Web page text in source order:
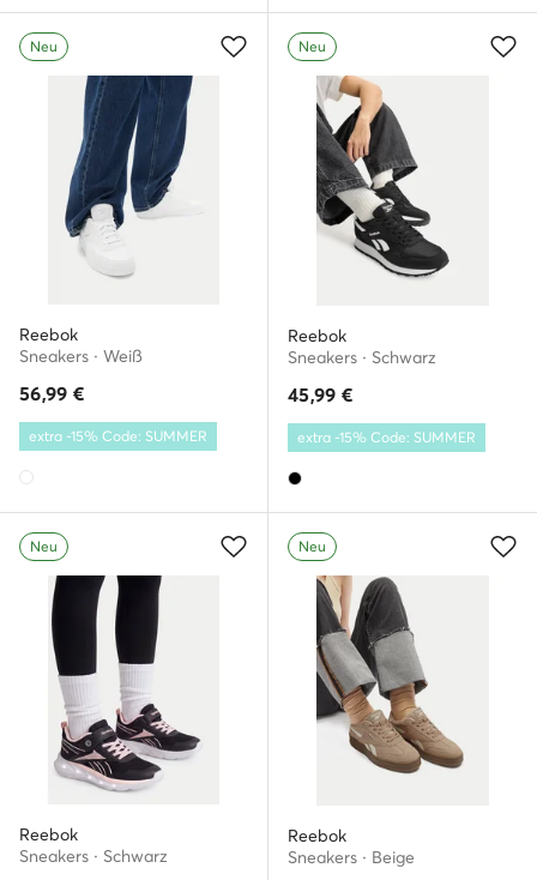
Neu
Reebok
Sneakers · Weiß
56,99 €
extra -15% Code: SUMMER
Neu
Reebok
Sneakers · Schwarz
45,99 €
extra -15% Code: SUMMER
Neu
Reebok
Sneakers · Schwarz
Neu
Reebok
Sneakers · Beige